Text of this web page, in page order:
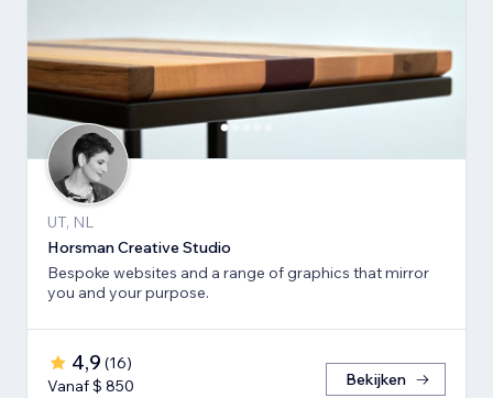
UT, NL
Horsman Creative Studio
Bespoke websites and a range of graphics that mirror
you and your purpose.
4,9 (16)
Vanaf $ 850
Bekijken